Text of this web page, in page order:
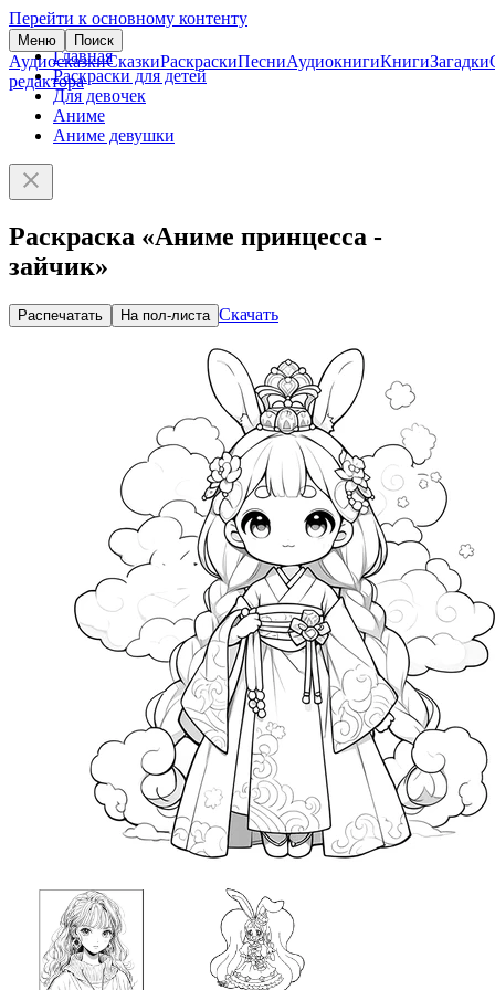
Перейти к основному контенту
Меню Поиск
АудиосказкиСказкиРаскраскиПесниАудиокнигиКнигиЗагадки
редактора
Главная
Раскраски для детей
Для девочек
Аниме
Аниме девушки
Раскраска «Аниме принцесса -
зайчик»
Распечатать На пол-листа Скачать